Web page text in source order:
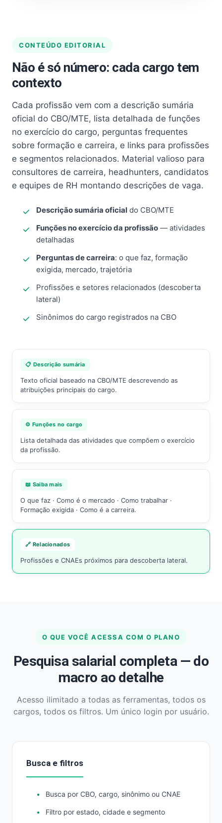
CONTEÚDO EDITORIAL
Não é só número: cada cargo tem
contexto
Cada profissão vem com a descrição sumária
oficial do CBO/MTE, lista detalhada de funções
no exercício do cargo, perguntas frequentes
sobre formação e carreira, e links para profissões
e segmentos relacionados. Material valioso para
consultores de carreira, headhunters, candidatos
e equipes de RH montando descrições de vaga.
Descrição sumária oficial do CBO/MTE
Funções no exercício da profissão — atividades
detalhadas
Perguntas de carreira: o que faz, formação
exigida, mercado, trajetória
Profissões e setores relacionados (descoberta
lateral)
Sinônimos do cargo registrados na CBO
📋 Descrição sumária
Texto oficial baseado na CBO/MTE descrevendo as
atribuições principais do cargo.
⚙️ Funções no cargo
Lista detalhada das atividades que compõem o exercício
da profissão.
📖 Saiba mais
O que faz · Como é o mercado · Como trabalhar ·
Formação exigida · Como é a carreira.
🔗 Relacionados
Profissões e CNAEs próximos para descoberta lateral.
O QUE VOCÊ ACESSA COM O PLANO
Pesquisa salarial completa — do
macro ao detalhe
Acesso ilimitado a todas as ferramentas, todos os
cargos, todos os filtros. Um único login por usuário.
Busca e filtros
Busca por CBO, cargo, sinônimo ou CNAE
Filtro por estado, cidade e segmento